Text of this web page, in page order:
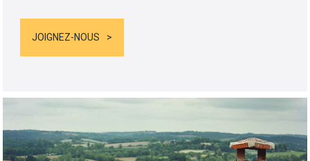
JOIGNEZ-NOUS